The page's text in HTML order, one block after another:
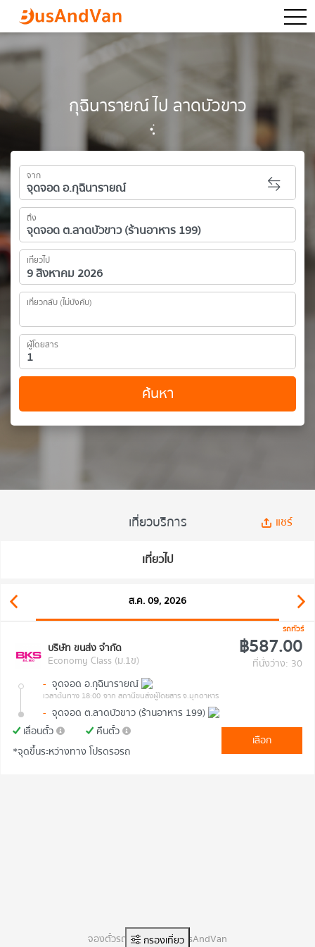
กุฉินารายณ์ ไป ลาดบัวขาว
จาก
ถึง
เที่ยวไป
เที่ยวกลับ (ไม่บังคับ)
ผู้โดยสาร
ค้นหา
เที่ยวบริการ แชร์
เที่ยวไป
ส.ค. 09, 2026
รถทัวร์
บริษัท ขนส่ง จำกัด
Economy Class (ม.1ข)
฿587.00
ที่นั่งว่าง: 30
- จุดจอด อ.กุฉินารายณ์
เวลาต้นทาง 18:00 จาก สถานีขนส่งผู้โดยสาร จ.มุกดาหาร
- จุดจอด ต.ลาดบัวขาว (ร้านอาหาร 199)
เลื่อนตั๋ว
คืนตั๋ว
*จุดขึ้นระหว่างทาง โปรดรอรถ
เลือก
กรองเที่ยว
จองตั๋วรถทัวร์ออนไลน์ BusAndVan